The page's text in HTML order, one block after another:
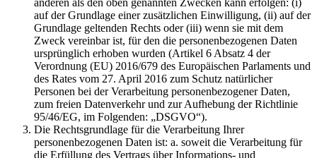
anderen als den oben genannten Zwecken kann erfolgen: (i)
auf der Grundlage einer zusätzlichen Einwilligung, (ii) auf der
Grundlage geltenden Rechts oder (iii) wenn sie mit dem
Zweck vereinbar ist, für den die personenbezogenen Daten
ursprünglich erhoben wurden (Artikel 6 Absatz 4 der
Verordnung (EU) 2016/679 des Europäischen Parlaments und
des Rates vom 27. April 2016 zum Schutz natürlicher
Personen bei der Verarbeitung personenbezogener Daten,
zum freien Datenverkehr und zur Aufhebung der Richtlinie
95/46/EG, im Folgenden: „DSGVO“).
Die Rechtsgrundlage für die Verarbeitung Ihrer
personenbezogenen Daten ist: a. soweit die Verarbeitung für
die Erfüllung des Vertrags über Informations- und